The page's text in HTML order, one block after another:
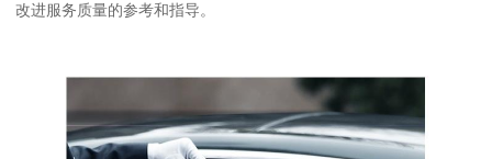
改进服务质量的参考和指导。